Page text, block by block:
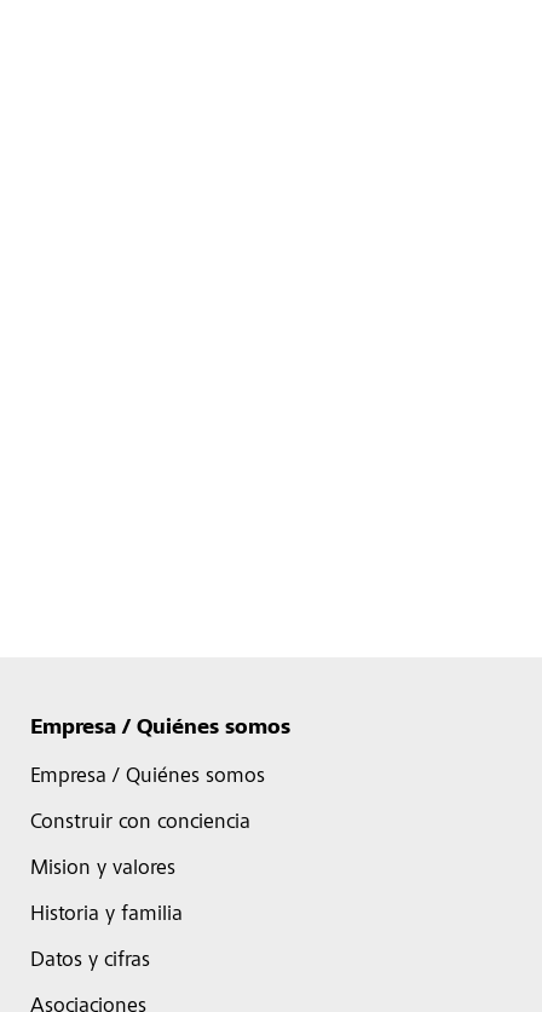
Empresa / Quiénes somos
Empresa / Quiénes somos
Construir con conciencia
Mision y valores
Historia y familia
Datos y cifras
Asociaciones